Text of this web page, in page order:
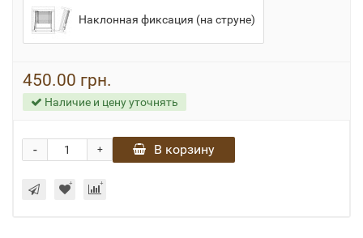
Наклонная фиксация (на струне)
450.00 грн.
Наличие и цену уточнять
+
- В корзину